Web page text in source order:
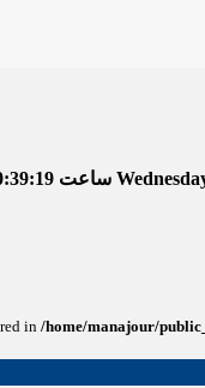
خدا به
ساعت
in /home/manajour/